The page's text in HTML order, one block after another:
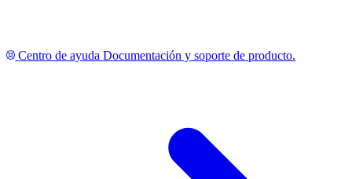
Centro de ayuda Documentación y soporte de producto.